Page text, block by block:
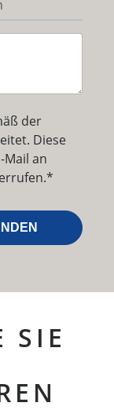
der
Diese
Mail an
SIE